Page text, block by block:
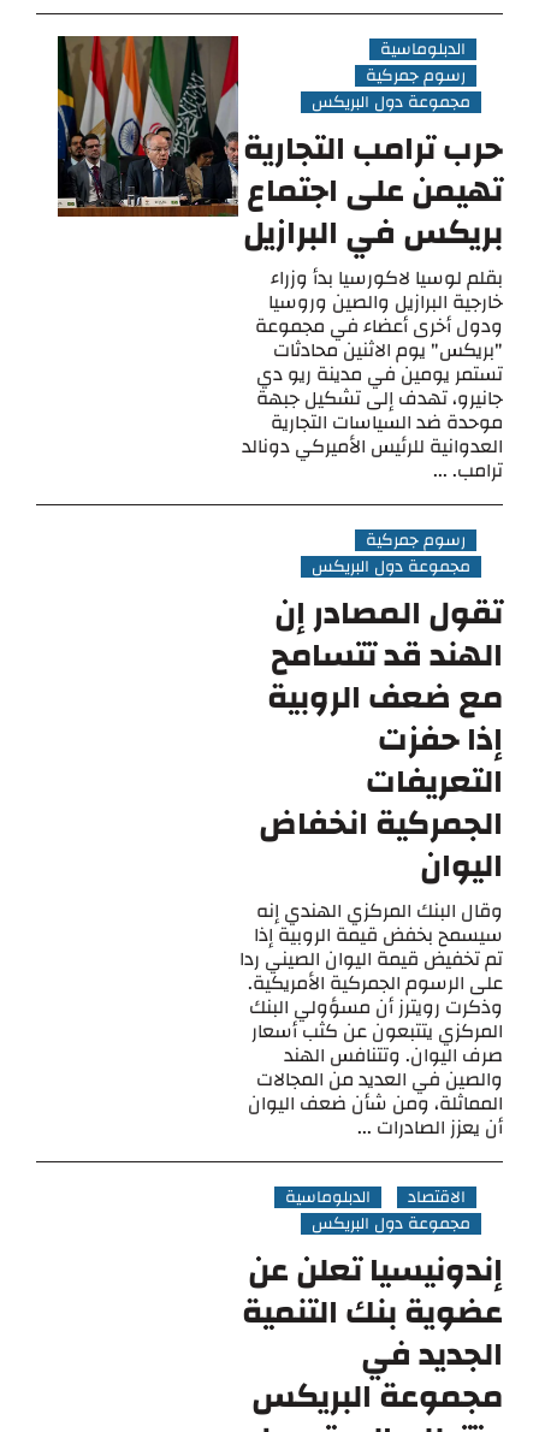
الدبلوماسية
رسوم جمركية
مجموعة دول البريكس
حرب ترامب التجارية
تهيمن على اجتماع
بريكس في البرازيل
بقلم لوسيا لاكورسيا بدأ وزراء
خارجية البرازيل والصين وروسيا
ودول أخرى أعضاء في مجموعة
"بريكس" يوم الاثنين محادثات
تستمر يومين في مدينة ريو دي
جانيرو، تهدف إلى تشكيل جبهة
موحدة ضد السياسات التجارية
العدوانية للرئيس الأميركي دونالد
ترامب. ...
رسوم جمركية
مجموعة دول البريكس
تقول المصادر إن
الهند قد تتسامح
مع ضعف الروبية
إذا حفزت
التعريفات
الجمركية انخفاض
اليوان
وقال البنك المركزي الهندي إنه
سيسمح بخفض قيمة الروبية إذا
تم تخفيض قيمة اليوان الصيني ردا
على الرسوم الجمركية الأمريكية.
وذكرت رويترز أن مسؤولي البنك
المركزي يتتبعون عن كثب أسعار
صرف اليوان. وتتنافس الهند
والصين في العديد من المجالات
المماثلة، ومن شأن ضعف اليوان
أن يعزز الصادرات ...
الاقتصاد
الدبلوماسية
مجموعة دول البريكس
إندونيسيا تعلن عن
عضوية بنك التنمية
الجديد في
مجموعة البريكس